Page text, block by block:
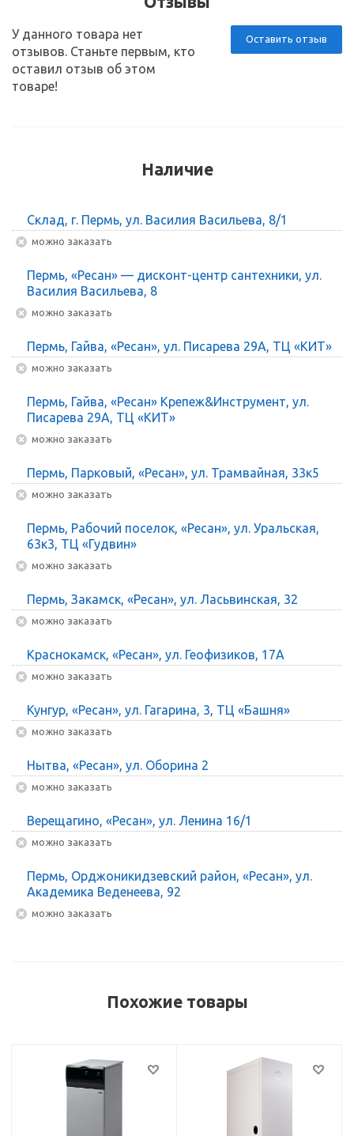
Оставить отзыв
У данного товара нет
отзывов. Станьте первым, кто
оставил отзыв об этом
товаре!
Наличие
Склад, г. Пермь, ул. Василия Васильева, 8/1
Можно заказать
Пермь, «Ресан» — дисконт-центр сантехники, ул.
Василия Васильева, 8
Можно заказать
Пермь, Гайва, «Ресан», ул. Писарева 29А, ТЦ «КИТ»
Можно заказать
Пермь, Гайва, «Ресан» Крепеж&Инструмент, ул.
Писарева 29А, ТЦ «КИТ»
Можно заказать
Пермь, Парковый, «Ресан», ул. Трамвайная, 33к5
Можно заказать
Пермь, Рабочий поселок, «Ресан», ул. Уральская,
63к3, ТЦ «Гудвин»
Можно заказать
Пермь, Закамск, «Ресан», ул. Ласьвинская, 32
Можно заказать
Краснокамск, «Ресан», ул. Геофизиков, 17А
Можно заказать
Кунгур, «Ресан», ул. Гагарина, 3, ТЦ «Башня»
Можно заказать
Нытва, «Ресан», ул. Оборина 2
Можно заказать
Верещагино, «Ресан», ул. Ленина 16/1
Можно заказать
Пермь, Орджоникидзевский район, «Ресан», ул.
Академика Веденеева, 92
Можно заказать
Похожие товары